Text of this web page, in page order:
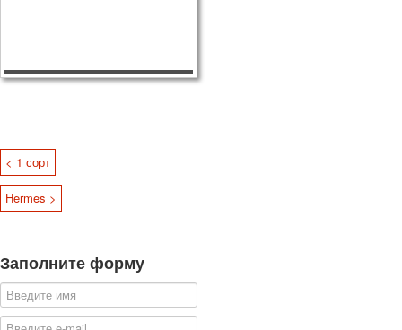
< 1 сорт
Hermes >
Заполните форму